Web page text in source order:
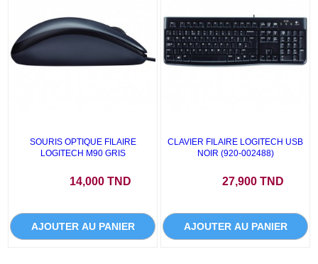
SOURIS OPTIQUE FILAIRE
LOGITECH M90 GRIS
14,000 TND
AJOUTER AU PANIER
CLAVIER FILAIRE LOGITECH USB
NOIR (920-002488)
27,900 TND
AJOUTER AU PANIER